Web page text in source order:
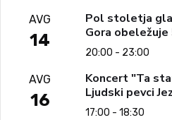
AVG
14
Pol stoletja
Gora
narodno-
20:00 - 23:00
AVG
16
Koncert "Ta
Ljudski pevci
17:00 - 18:30